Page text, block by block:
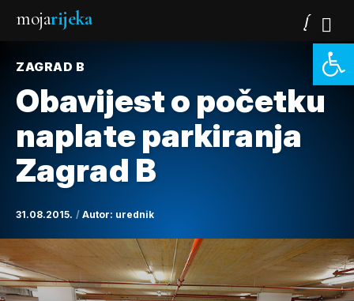
mojarijeka
ZAGRAD B
Obavijest o početku
naplate parkiranja
Zagrad B
31.08.2015. Autor: urednik